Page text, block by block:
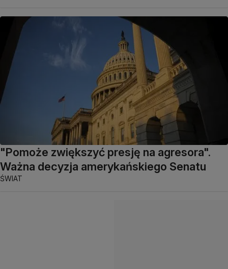
"Pomoże zwiększyć presję na agresora".
Ważna decyzja amerykańskiego Senatu
ŚWIAT